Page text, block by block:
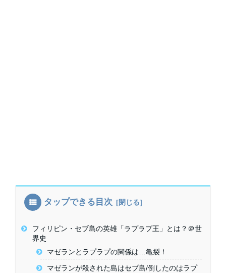
タップできる目次
フィリピン・セブ島の英雄「ラプラプ王」とは？＠世
界史
マゼランとラプラプの関係は…亀裂！
マゼランが殺された島はセブ島/倒したのはラプ